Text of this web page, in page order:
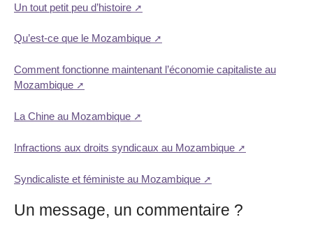
Un tout petit peu d’histoire
Qu’est-ce que le Mozambique
Comment fonctionne maintenant l’économie capitaliste au
Mozambique
La Chine au Mozambique
Infractions aux droits syndicaux au Mozambique
Syndicaliste et féministe au Mozambique
Un message, un commentaire ?